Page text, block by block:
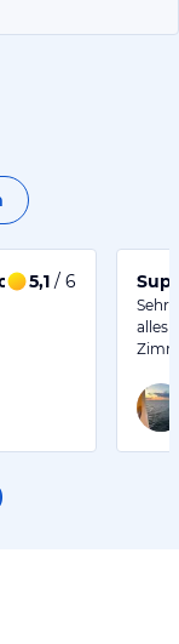
5,1 / 6
Sehr
alles